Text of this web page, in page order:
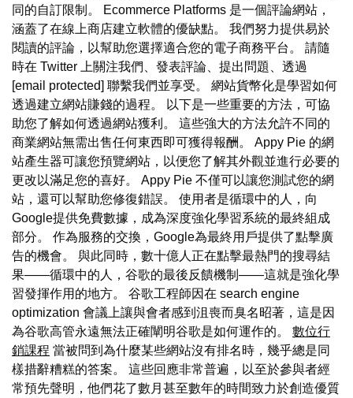
同的自訂限制。 Ecommerce Platforms 是一個評論網站，
涵蓋了在線上商店建立軟體的優缺點。 我們努力提供易於
閱讀的評論，以幫助您選擇適合您的電子商務平台。 請隨
時在 Twitter 上關注我們、發表評論、提出問題、透過
[email protected] 聯繫我們並享受。 網站貨幣化是學習如何
透過建立網站賺錢的過程。 以下是一些重要的方法，可協
助您了解如何透過網站獲利。 這些強大的方法允許不同的
商業網站無需出售任何東西即可獲得報酬。 Appy Pie 的網
站產生器可讓您預覽網站，以便您了解其外觀並進行必要的
更改以滿足您的喜好。 Appy Pie 不僅可以讓您測試您的網
站，還可以幫助您修復錯誤。 使用者是循環中的人，向
Google提供免費數據，成為深度強化學習系統的最終組成
部分。 作為服務的交換，Google為最終用戶提供了點擊廣
告的機會。 與此同時，數十億人正在點擊最熱門的搜尋結
果——循環中的人，谷歌的最後反饋機制——這就是強化學
習發揮作用的地方。 谷歌工程師因在 search engine
optimization 會議上讓與會者感到沮喪而臭名昭著，這是因
為谷歌高管永遠無法正確闡明谷歌是如何運作的。 數位行
銷課程 當被問到為什麼某些網站沒有排名時，幾乎總是同
樣措辭糟糕的答案。 這些回應非常普遍，以至於參與者經
常預先聲明，他們花了數月甚至數年的時間致力於創造優質